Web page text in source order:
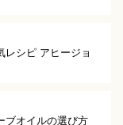
レシピ アヒージョ
ブオイルの選び方